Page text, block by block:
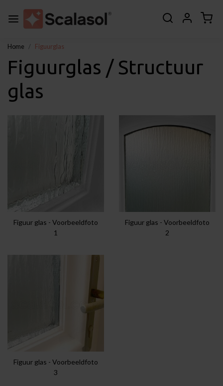
Home Figuurglas
Figuurglas / Structuur
glas
Figuur glas - Voorbeeldfoto
1
Figuur glas - Voorbeeldfoto
2
Figuur glas - Voorbeeldfoto
3